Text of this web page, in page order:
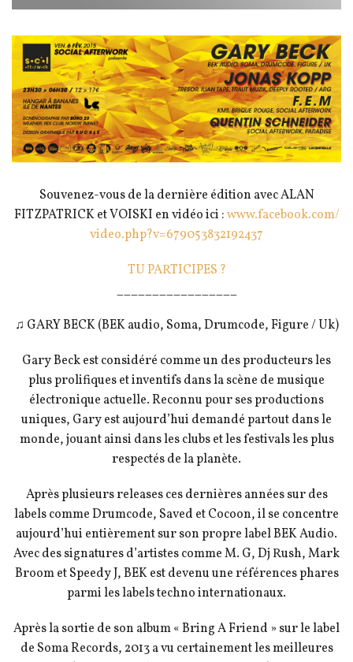
Souvenez-vous de la dernière édition avec ALAN
FITZPATRICK et VOISKI en vidéo ici :www.facebook.com/
video.php?v=679053832192437
TU PARTICIPES ?
♫ GARY BECK (BEK audio, Soma, Drumcode, Figure / Uk)
Gary Beck est considéré comme un des producteurs les
plus prolifiques et inventifs dans la scène de musique
électronique actuelle. Reconnu pour ses productions
uniques, Gary est aujourd’hui demandé partout dans le
monde, jouant ainsi dans les clubs et les festivals les plus
respectés de la planète.
Après plusieurs releases ces dernières années sur des
labels comme Drumcode, Saved et Cocoon, il se concentre
aujourd’hui entièrement sur son propre label BEK Audio.
Avec des signatures d’artistes comme M. G, Dj Rush, Mark
Broom et Speedy J, BEK est devenu une références phares
parmi les labels techno internationaux.
Après la sortie de son album « Bring A Friend » sur le label
de Soma Records, 2013 a vu certainement les meilleures